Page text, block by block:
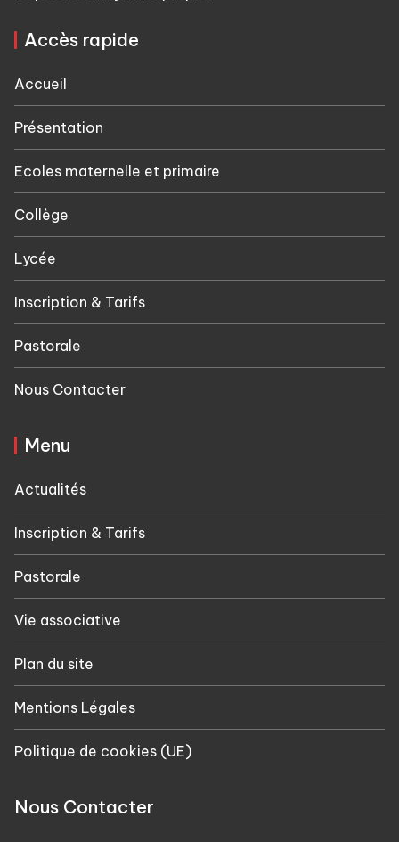
Accès rapide
Accueil
Présentation
Ecoles maternelle et primaire
Collège
Lycée
Inscription & Tarifs
Pastorale
Nous Contacter
Menu
Actualités
Inscription & Tarifs
Pastorale
Vie associative
Plan du site
Mentions Légales
Politique de cookies (UE)
Nous Contacter